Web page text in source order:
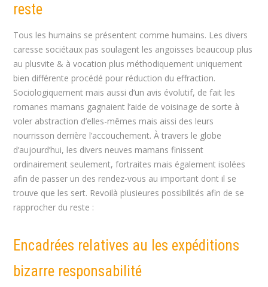
reste
Tous les humains se présentent comme humains. Les divers
caresse sociétaux pas soulagent les angoisses beaucoup plus
au plusvite & à vocation plus méthodiquement uniquement
bien différente procédé pour réduction du effraction.
Sociologiquement mais aussi d’un avis évolutif, de fait les
romanes mamans gagnaient l’aide de voisinage de sorte à
voler abstraction d’elles-mêmes mais aissi des leurs
nourrisson derrière l’accouchement. À travers le globe
d’aujourd’hui, les divers neuves mamans finissent
ordinairement seulement, fortraites mais également isolées
afin de passer un des rendez-vous au important dont il se
trouve que les sert. Revoilà plusieures possibilités afin de se
rapprocher du reste :
Encadrées relatives au les expéditions
bizarre responsabilité